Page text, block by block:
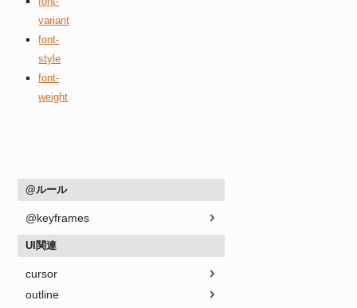
variant
font-
style
font-
weight
@ルール
@keyframes
UI関連
cursor
outline